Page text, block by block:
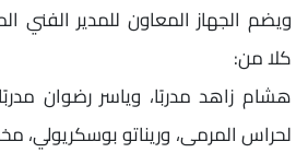
ويضم الجهاز المعاون للمدير الفني
كلا من:
هشام زاهد مدربًا، وياسر رضوان
لحراس المرمى، وريناتو بوسكريولي،